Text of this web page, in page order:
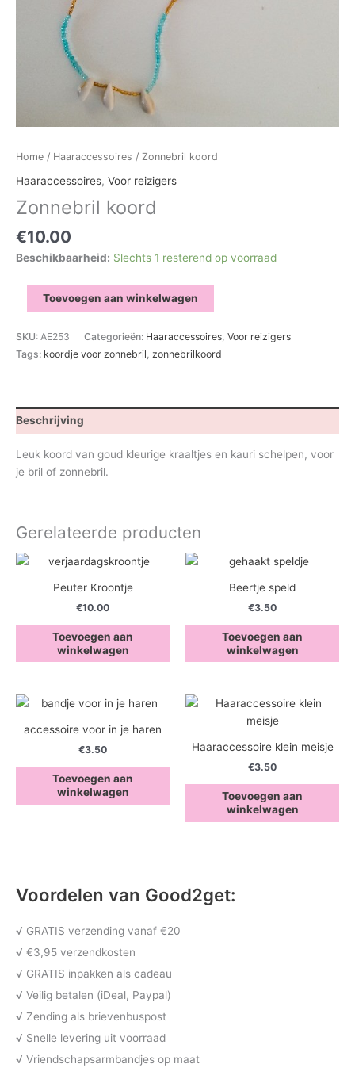
Voordelen van Good2get:
√ GRATIS verzending vanaf €20
√ €3,95 verzendkosten
√ GRATIS inpakken als cadeau
√ Veilig betalen (iDeal, Paypal)
√ Zending als brievenbuspost
√ Snelle levering uit voorraad
√ Vriendschapsarmbandjes op maat
Home / Haaraccessoires / Zonnebril koord
Haaraccessoires, Voor reizigers
Zonnebril koord
€10.00
Beschikbaarheid: Slechts 1 resterend op voorraad
Zonnebril
koord
Toevoegen aan winkelwagen
SKU: AE253 Categorieën: Haaraccessoires Voor reizigers
Tags: koordje voor zonnebril zonnebrilkoord
Beschrijving
Leuk koord van goud kleurige kraaltjes en kauri schelpen, voor
je bril of zonnebril.
Gerelateerde producten
Peuter Kroontje
€10.00
Toevoegen aan
winkelwagen
Beertje speld
€3.50
Toevoegen aan
winkelwagen
accessoire voor in je haren
€3.50
Toevoegen aan
winkelwagen
Haaraccessoire klein meisje
€3.50
Toevoegen aan
winkelwagen